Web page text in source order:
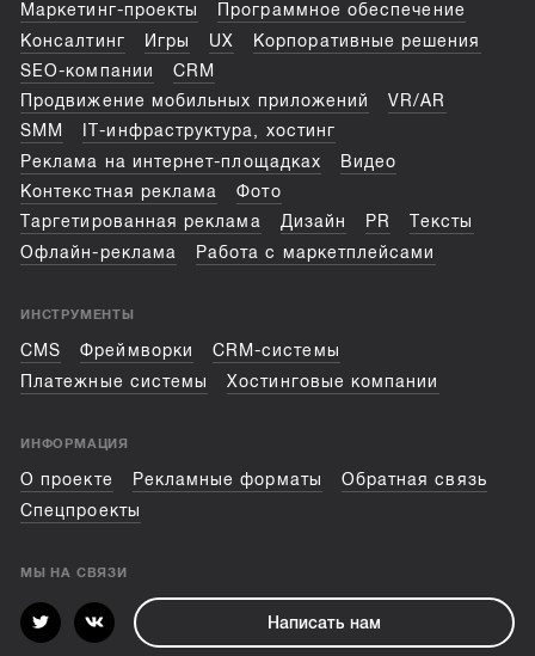
Маркетинг-проекты
Программное обеспечение
Консалтинг
Игры UX
Корпоративные решения
SEO-компании
CRM
Продвижение мобильных приложений
VR/AR
SMM
IT-инфраструктура, хостинг
Реклама на интернет-площадках
Видео
Контекстная реклама
Фото
Таргетированная реклама
Дизайн PR
Тексты
Офлайн-реклама
Работа с маркетплейсами
ИНСТРУМЕНТЫ
CMS Фреймворки
CRM-системы
Платежные системы
Хостинговые компании
ИНФОРМАЦИЯ
О проекте Рекламные форматы
Обратная связь
Спецпроекты
МЫ НА СВЯЗИ
Написать нам